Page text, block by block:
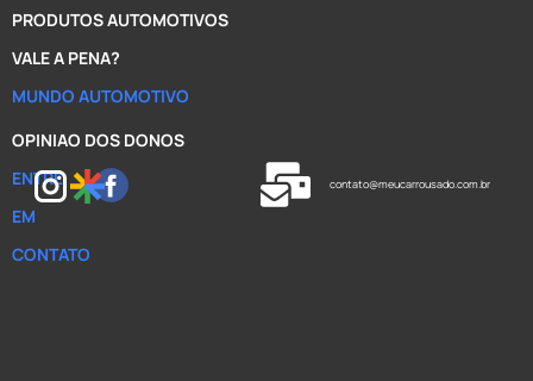
PRODUTOS AUTOMOTIVOS
VALE A PENA?
MUNDO AUTOMOTIVO
OPINIAO DOS DONOS
ENTRE
EM
CONTATO
contato@meucarrousado.com.br